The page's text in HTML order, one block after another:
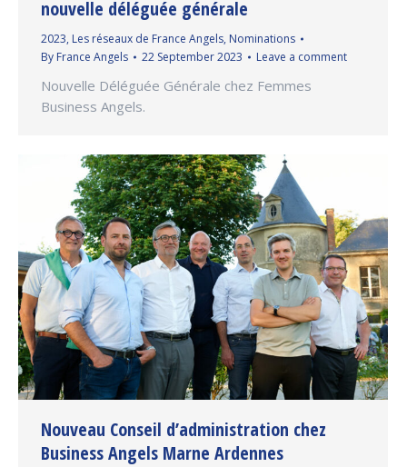
nouvelle déléguée générale
2023, Les réseaux de France Angels, Nominations
By France Angels 22 September 2023 Leave a comment
Nouvelle Déléguée Générale chez Femmes
Business Angels.
Nouveau Conseil d’administration chez
Business Angels Marne Ardennes